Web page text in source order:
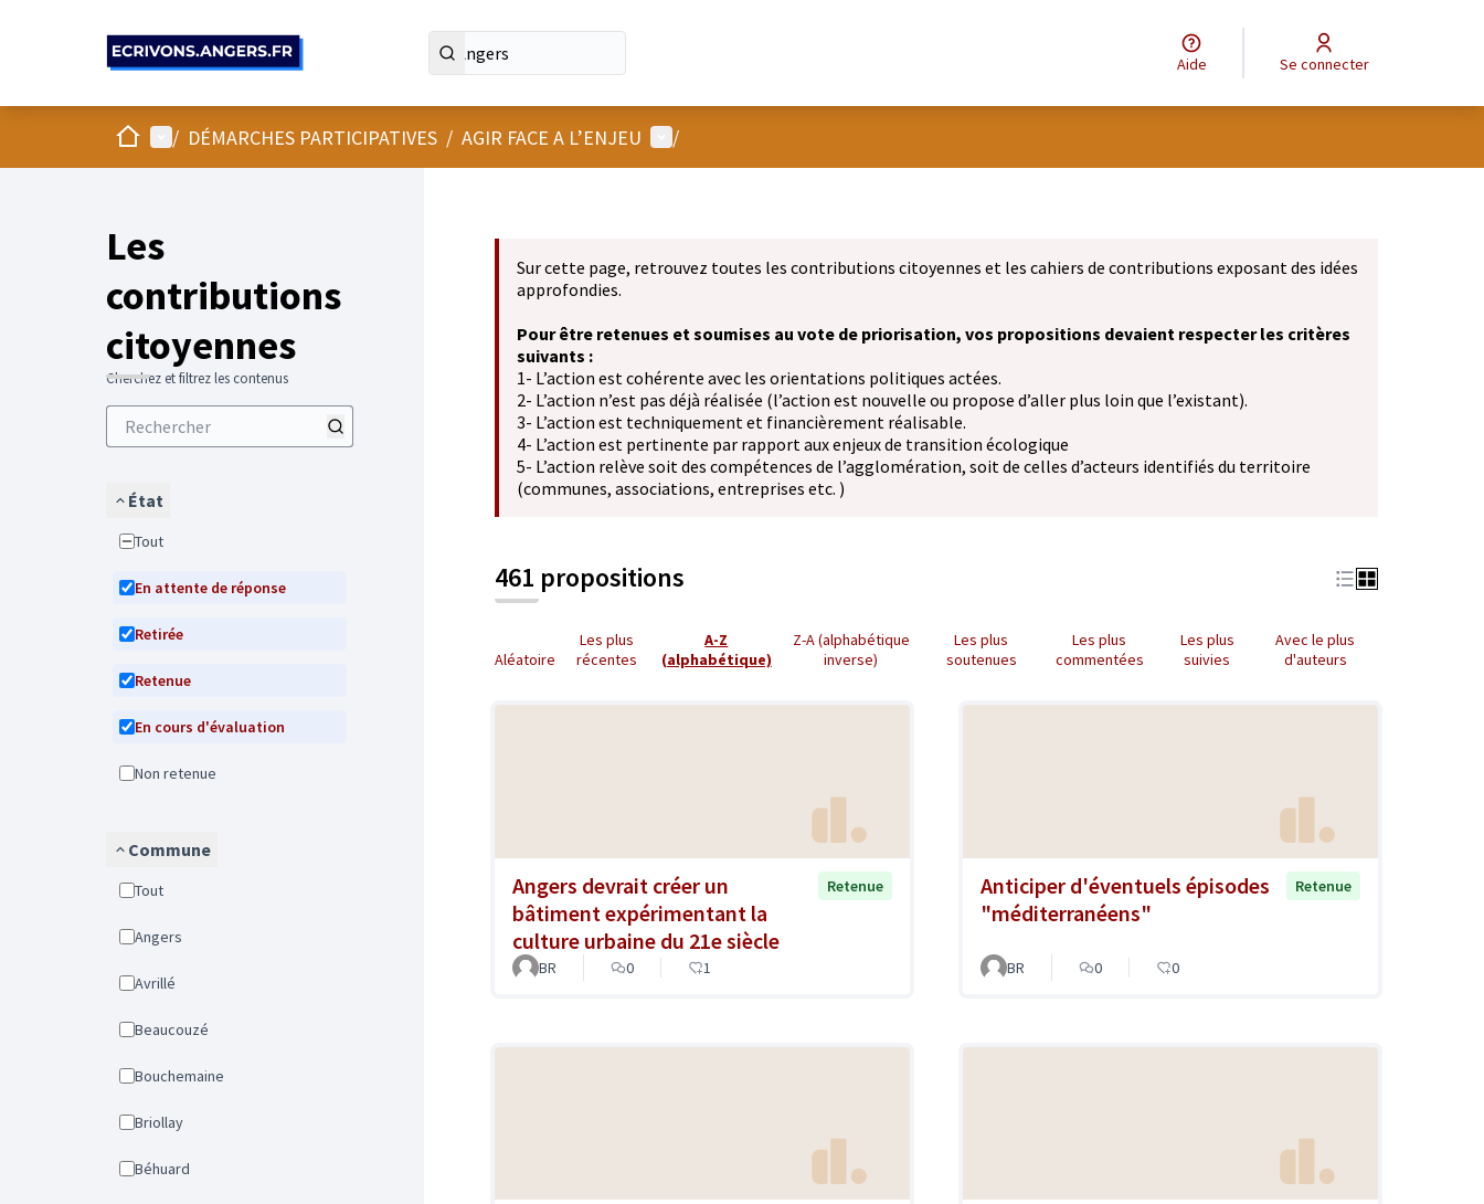
Aide Se connecter
AccueilMenu principal
/ DÉMARCHES PARTICIPATIVES / AGIR FACE A L’ENJEU Menu utilisateur
/
Les
contributions
citoyennes
Cherchez et filtrez les contenus
État
Tout
En attente de réponse
Retirée
Retenue
En cours d'évaluation
Non retenue
Commune
Tout
Angers
Avrillé
Beaucouzé
Bouchemaine
Briollay
Béhuard
Sur cette page, retrouvez toutes les contributions citoyennes et les cahiers de contributions exposant des idées
approfondies.
Pour être retenues et soumises au vote de priorisation, vos propositions devaient respecter les critères
suivants :
1- L’action est cohérente avec les orientations politiques actées.
2- L’action n’est pas déjà réalisée (l’action est nouvelle ou propose d’aller plus loin que l’existant).
3- L’action est techniquement et financièrement réalisable.
4- L’action est pertinente par rapport aux enjeux de transition écologique
5- L’action relève soit des compétences de l’agglomération, soit de celles d’acteurs identifiés du territoire
(communes, associations, entreprises etc. )
461 propositions
Aléatoire
Les plus
récentes
A-Z
(alphabétique)
Z-A (alphabétique
inverse)
Les plus
soutenues
Les plus
commentées
Les plus
suivies
Avec le plus
d'auteurs
Angers devrait créer un
bâtiment expérimentant la
culture urbaine du 21e siècle
Retenue
BR 0 1
Anticiper d'éventuels épisodes
"méditerranéens"
Retenue
BR 0 0